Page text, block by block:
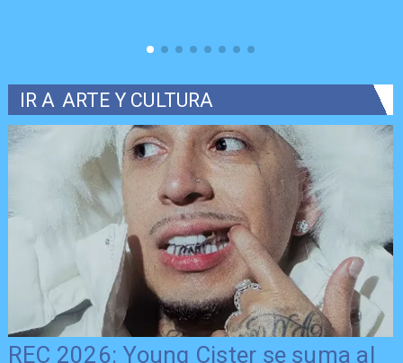
IR A ARTE Y CULTURA
REC 2026: Young Cister se suma al